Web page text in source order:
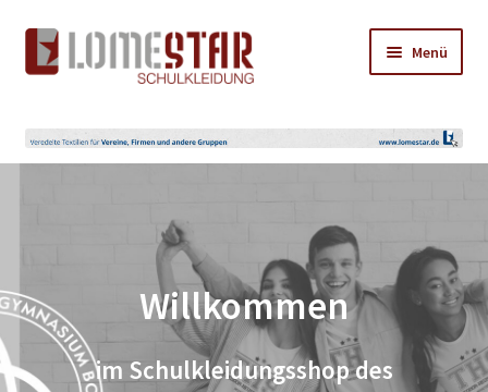
Zur
Navigation
Zum
Inhalt
Menü
Hilfe
Willkommen
im Schulkleidungsshop des